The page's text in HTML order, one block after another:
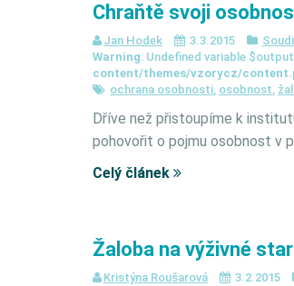
Chraňtě svoji
Jan Hodek 3.3.2015
Warning: Undefined variable
content/themes/vzorycz/
ochrana osobnosti, osobnost,
Dříve než přistoupíme k
pohovořit o pojmu osobnost v
Celý článek
Žaloba na výživné
Kristýna Roušarová 3.2.2015